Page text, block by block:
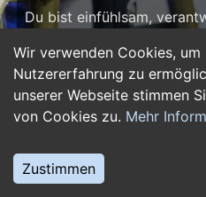
Wir verwenden Cookies, um
Nutzererfahrung zu
unserer Webseite stimmen
von Cookies zu. Mehr
Zustimmen
Du bist einfühlsam,
Beruf machen? Dann bist
krankenpflegerjobs.com
findest du zahlreiche
Ausbildungsplätze und
Krankenpflegern über
hin zu Leitungsposten in